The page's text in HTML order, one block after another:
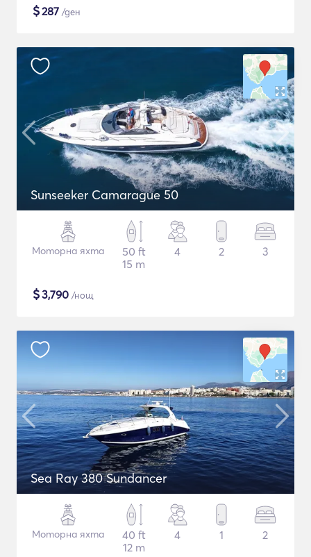
$287 /ден
Sunseeker Camarague 50
Моторна яхта
50 ft
15 m
4 2 3
$3,790 /нощ
Sea Ray 380 Sundancer
Моторна яхта
40 ft
12 m
4 1 2